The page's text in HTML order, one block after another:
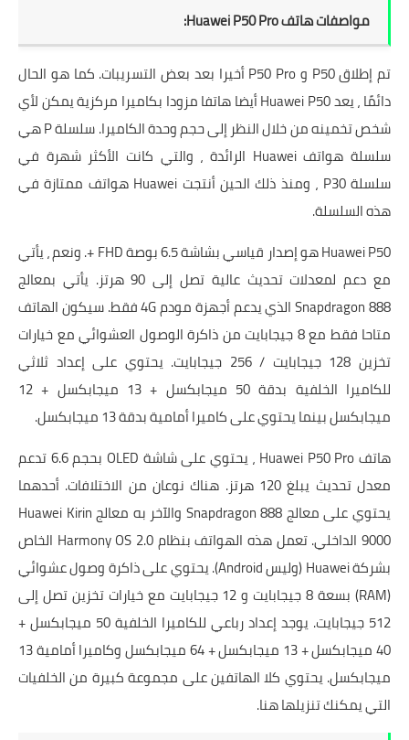
مواصفات هاتف Huawei P50 Pro:
تم إطلاق P50 و P50 Pro أخيرا بعد بعض التسريبات. كما هو الحال
دائمًا ، يعد Huawei P50 أيضا هاتفا مزودا بكاميرا مركزية يمكن لأي
شخص تخمينه من خلال النظر إلى حجم وحدة الكاميرا. سلسلة P هي
سلسلة هواتف Huawei الرائدة ، والتي كانت الأكثر شهرة في
سلسلة P30 ، ومنذ ذلك الحين أنتجت Huawei هواتف ممتازة في
هذه السلسلة.
Huawei P50 هو إصدار قياسي بشاشة 6.5 بوصة FHD +. ونعم ، يأتي
مع دعم لمعدلات تحديث عالية تصل إلى 90 هرتز. يأتي بمعالج
Snapdragon 888 الذي يدعم أجهزة مودم 4G فقط. سيكون الهاتف
متاحا فقط مع 8 جيجابايت من ذاكرة الوصول العشوائي مع خيارات
تخزين 128 جيجابايت / 256 جيجابايت. يحتوي على إعداد ثلاثي
للكاميرا الخلفية بدقة 50 ميجابكسل + 13 ميجابكسل + 12
ميجابكسل بينما يحتوي على كاميرا أمامية بدقة 13 ميجابكسل.
هاتف Huawei P50 Pro ، يحتوي على شاشة OLED بحجم 6.6 تدعم
معدل تحديث يبلغ 120 هرتز. هناك نوعان من الاختلافات. أحدهما
يحتوي على معالج Snapdragon 888 والآخر به معالج Huawei Kirin
9000 الداخلي. تعمل هذه الهواتف بنظام Harmony OS 2.0 الخاص
بشركة Huawei (وليس Android). يحتوي على ذاكرة وصول عشوائي
(RAM) بسعة 8 جيجابايت و 12 جيجابايت مع خيارات تخزين تصل إلى
512 جيجابايت. يوجد إعداد رباعي للكاميرا الخلفية 50 ميجابكسل +
40 ميجابكسل + 13 ميجابكسل + 64 ميجابكسل وكاميرا أمامية 13
ميجابكسل. يحتوي كلا الهاتفين على مجموعة كبيرة من الخلفيات
التي يمكنك تنزيلها هنا.